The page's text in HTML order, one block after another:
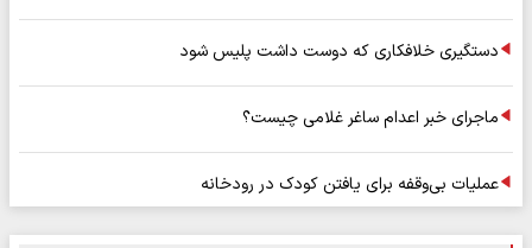
دستگیری خلافکاری که دوست داشت پلیس شود
ماجرای خبر اعدام ساغر غلامی چیست؟
عملیات بی‌وقفه برای یافتن کودک در رودخانه